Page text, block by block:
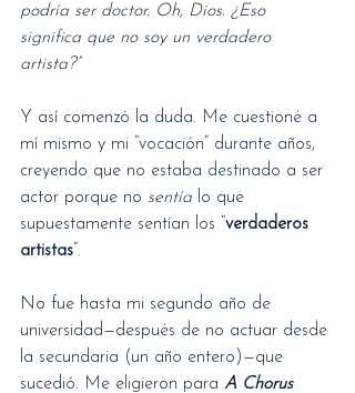
podría ser doctor. Oh, Dios. ¿Eso
significa que no soy un verdadero
artista?”
Y así comenzó la duda. Me cuestioné a
mí mismo y mi “vocación” durante años,
creyendo que no estaba destinado a ser
actor porque no sentía lo que
supuestamente sentían los “ verdaderos
artistas ”.
No fue hasta mi segundo año de
universidad—después de no actuar desde
la secundaria (un año entero)—que
sucedió. Me eligieron para A Chorus